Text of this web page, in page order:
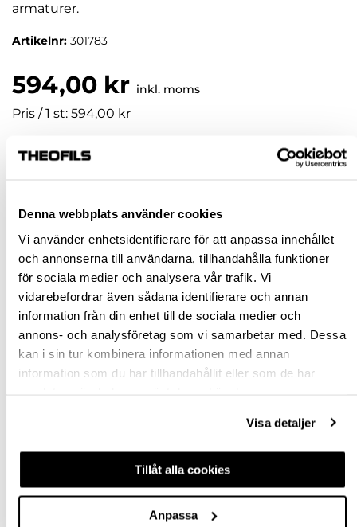
Denna webbplats använder cookies
Vi använder enhetsidentifierare för att anpassa innehållet
och annonserna till användarna, tillhandahålla funktioner
för sociala medier och analysera vår trafik. Vi
vidarebefordrar även sådana identifierare och annan
information från din enhet till de sociala medier och
annons- och analysföretag som vi samarbetar med. Dessa
kan i sin tur kombinera informationen med annan
information som du har tillhandahållit eller som de har
Visa detaljer
Tillåt alla cookies
Anpassa
armaturer.
Artikelnr: 301783
594,00 kr inkl. moms
Pris / 1 st: 594,00 kr
st
Jönköping huvudlager Finns i lager online
Jönköping butik Slut i lager
Malmö butik Slut i lager
Stockholm butik Slut i lager
Snabba leveranser
Hämta i butik
BESKRIVNING & FILER
FRÅGA OM PRODUKT